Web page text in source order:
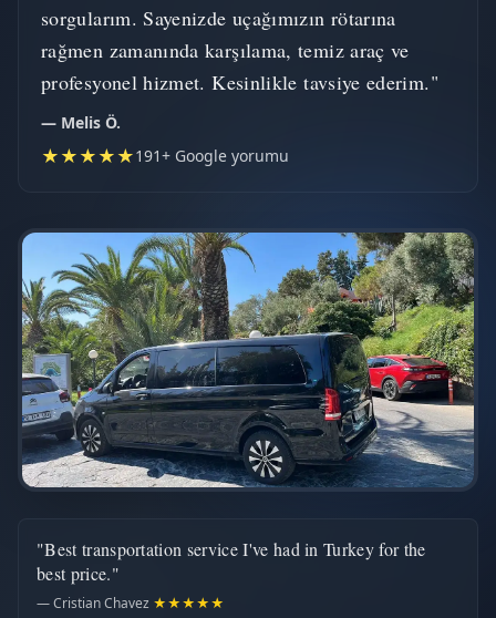
sorgularım. Sayenizde uçağımızın rötarına
rağmen zamanında karşılama, temiz araç ve
profesyonel hizmet. Kesinlikle tavsiye ederim."
— Melis Ö.
★★★★★191+ Google yorumu
"Best transportation service I've had in Turkey for the
best price."
— Cristian Chavez ★★★★★